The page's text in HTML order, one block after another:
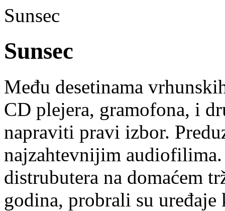
Sunsec
Sunsec
Među desetinama
CD plejera, gramofona, i
napraviti pravi izbor.
najzahtevnijim
distrubutera na domaćem
godina, probrali su